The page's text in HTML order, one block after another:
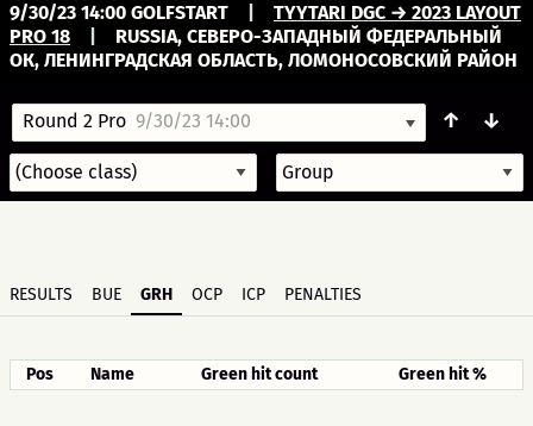
9/30/23 14:00 GOLFSTART
TYYTARI DGC → 2023 LAYOUT
PRO 18
RUSSIA, СЕВЕРО-ЗАПАДНЫЙ ФЕДЕРАЛЬНЫЙ
ОК, ЛЕНИНГРАДСКАЯ ОБЛАСТЬ, ЛОМОНОСОВСКИЙ РАЙОН
Round 2 Pro 9/30/23 14:00 ↑ ↓
RESULTS BUE GRH OCP ICP PENALTIES
Pos Name Green hit count Green hit %